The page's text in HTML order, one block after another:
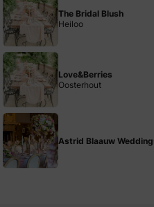
The Bridal Blush
Heiloo
Love&Berries
Oosterhout
Astrid Blaauw